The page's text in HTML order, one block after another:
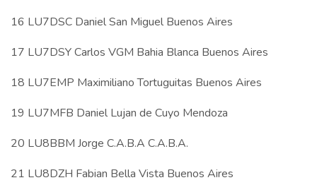
16 LU7DSC Daniel San Miguel Buenos Aires
17 LU7DSY Carlos VGM Bahia Blanca Buenos Aires
18 LU7EMP Maximiliano Tortuguitas Buenos Aires
19 LU7MFB Daniel Lujan de Cuyo Mendoza
20 LU8BBM Jorge C.A.B.A C.A.B.A.
21 LU8DZH Fabian Bella Vista Buenos Aires